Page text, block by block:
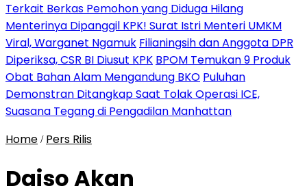
Terkait Berkas Pemohon yang Diduga Hilang
Menterinya Dipanggil KPK! Surat Istri Menteri UMKM
Viral, Warganet Ngamuk Filianingsih dan Anggota DPR
Diperiksa, CSR BI Diusut KPK BPOM Temukan 9 Produk
Obat Bahan Alam Mengandung BKO Puluhan
Demonstran Ditangkap Saat Tolak Operasi ICE,
Suasana Tegang di Pengadilan Manhattan
Home / Pers Rilis
Daiso Akan